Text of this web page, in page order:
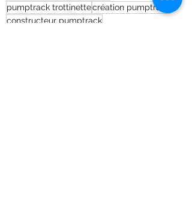
pumptrack trottinettecréation pumptrack
constructeur pumptrack